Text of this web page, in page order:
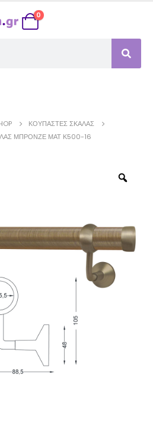
0
ΚΟΥΠΑΣΤΈΣ ΣΚΆΛΑΣ
ΜΠΡΟΝΖΈ ΜΑΤ Κ500-16